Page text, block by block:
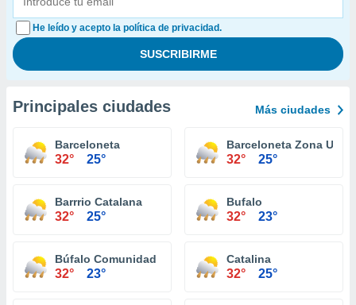
He leído y acepto la política de privacidad.
Principales ciudades Más ciudades
Barceloneta
32° 25°
Barceloneta Zona
32° 25°
Barrrio Catalana
32° 25°
Bufalo
32° 23°
Búfalo Comunidad
32° 23°
Catalina
32° 25°